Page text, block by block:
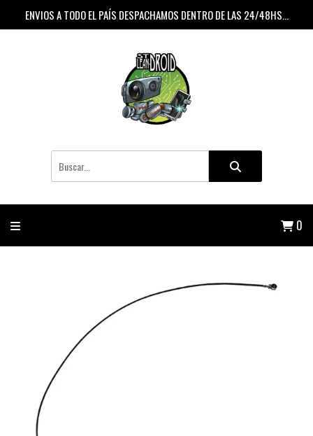
ENVIOS A TODO EL PAÍS DESPACHAMOS DENTRO DE LAS 24/48HS...
0